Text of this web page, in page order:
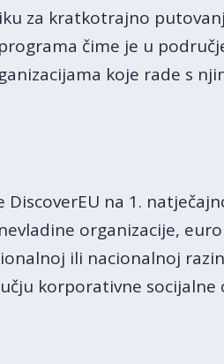
za kratkotrajno
čime je u
koje rade s
na 1.
organizacije,
ili nacionalnoj
korporativne socijalne